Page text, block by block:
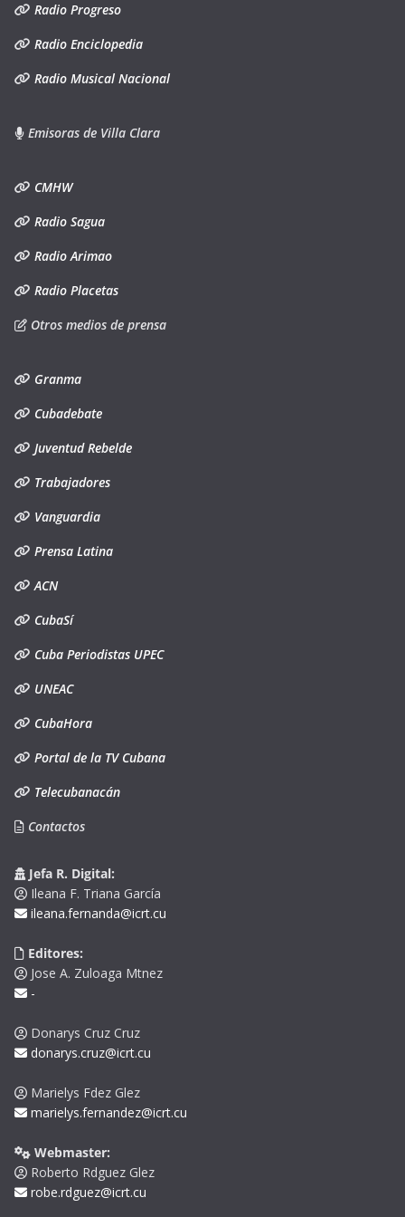
Radio Progreso
Radio Enciclopedia
Radio Musical Nacional
Emisoras de Villa Clara
CMHW
Radio Sagua
Radio Arimao
Radio Placetas
Otros medios de prensa
Granma
Cubadebate
Juventud Rebelde
Trabajadores
Vanguardia
Prensa Latina
ACN
CubaSí
Cuba Periodistas UPEC
UNEAC
CubaHora
Portal de la TV Cubana
Telecubanacán
Contactos
Jefa R. Digital:
Ileana F. Triana García
ileana.fernanda@icrt.cu
Editores:
Jose A. Zuloaga Mtnez
-
Donarys Cruz Cruz
donarys.cruz@icrt.cu
Marielys Fdez Glez
marielys.fernandez@icrt.cu
Webmaster:
Roberto Rdguez Glez
robe.rdguez@icrt.cu